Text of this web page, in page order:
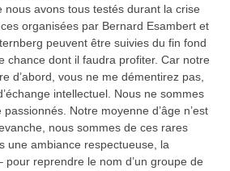
nous avons tous testés durant la crise
organisées par Bernard Esambert et
peuvent être suivies du fin fond
chance dont il faudra profiter. Car notre
d’abord, vous ne me démentirez pas,
intellectuel. Nous ne sommes
Notre moyenne d’âge n’est
nous sommes de ces rares
une ambiance respectueuse, la
pour reprendre le nom d’un groupe de